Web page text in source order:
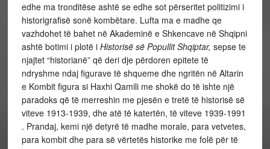
edhe ma tronditëse ashtë se edhe sot përseritet politizimi i
historigrafisë sonë kombëtare. Lufta ma e madhe qe
vazhdohet të bahet në Akademinë e Shkencave në Shqipni
ashtë botimi i plotë i Historisë së Popullit Shqiptar, sepse te
njajtet “historianë” që deri dje përdoren epitete të
ndryshme ndaj figurave të shqueme dhe ngritën në Altarin
e Kombit figura si Haxhi Qamili me shokë do të ishte një
paradoks që të merreshin me pjesën e tretë të historisë së
viteve 1913-1939, dhe atë të katertën, të viteve 1939-1991
. Prandaj, kemi një detyrë të madhe morale, para vetvetes,
para kombit dhe para së vërtetës historike me folë për të